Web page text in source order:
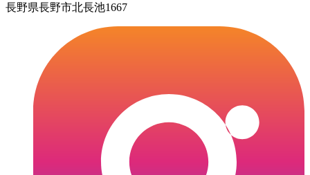
長野県長野市北長池1667